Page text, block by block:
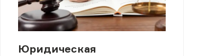
Юридическая